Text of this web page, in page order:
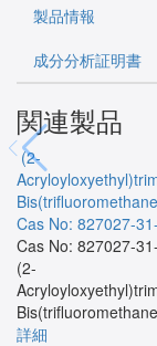
製品情報
成分分析証明書
関連製品
(2-
Cas No: 827027-
Cas No: 827027-
(2-
詳細